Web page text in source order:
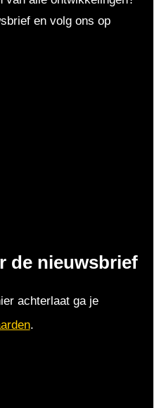
en volg ons op
de nieuwsbrief
achterlaat ga je
.